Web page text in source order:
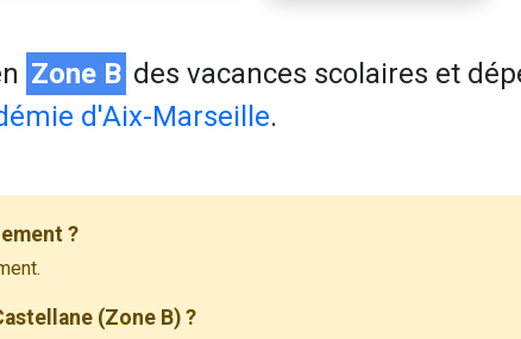
Zone B des vacances scolaires et
d'Aix-Marseille.
?
(Zone B) ?